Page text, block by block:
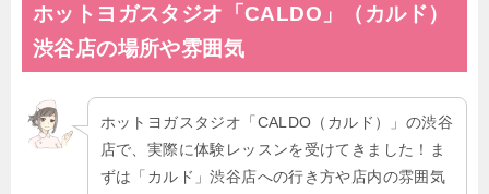
ホットヨガスタジオ「CALDO」（カルド）
渋谷店の場所や雰囲気
ホットヨガスタジオ「CALDO（カルド）」の渋谷
店で、実際に体験レッスンを受けてきました！ま
ずは「カルド」渋谷店への行き方や店内の雰囲気